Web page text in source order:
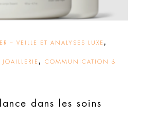
– VEILLE ET ANALYSES LUXE ,
, COMMUNICATION &
dans les soins